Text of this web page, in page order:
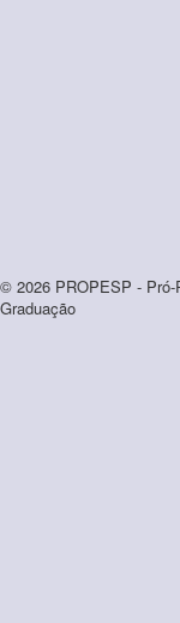
© 2026 PROPESP -
Graduação